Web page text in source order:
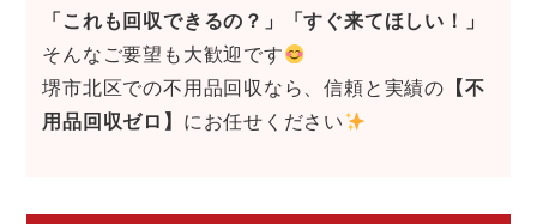
「これも回収できるの？」「すぐ来てほしい！」
そんなご要望も大歓迎です
堺市北区での不用品回収なら、信頼と実績の 【不
用品回収ゼロ】 にお任せください